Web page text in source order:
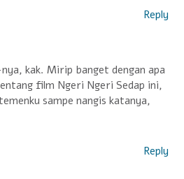
Reply
kak. Mirip banget dengan apa
film Ngeri Ngeri Sedap ini,
sampe nangis katanya,
Reply